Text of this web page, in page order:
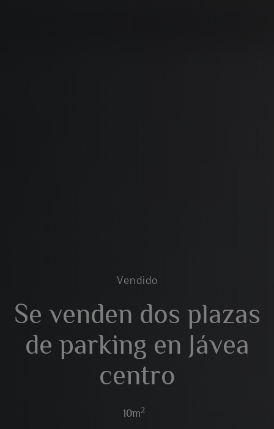
Vendido
Se venden dos plazas
de parking en Jávea
centro
10m2